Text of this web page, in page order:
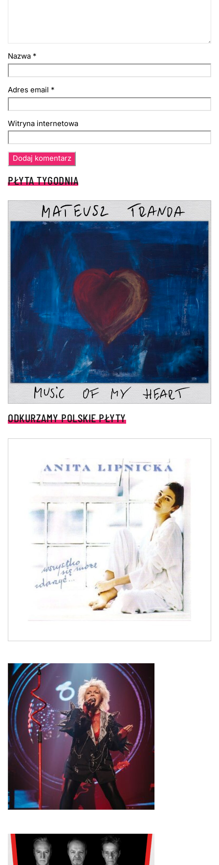
Nazwa *
Adres email *
Witryna internetowa
PŁYTA TYGODNIA
ODKURZAMY POLSKIE PŁYTY